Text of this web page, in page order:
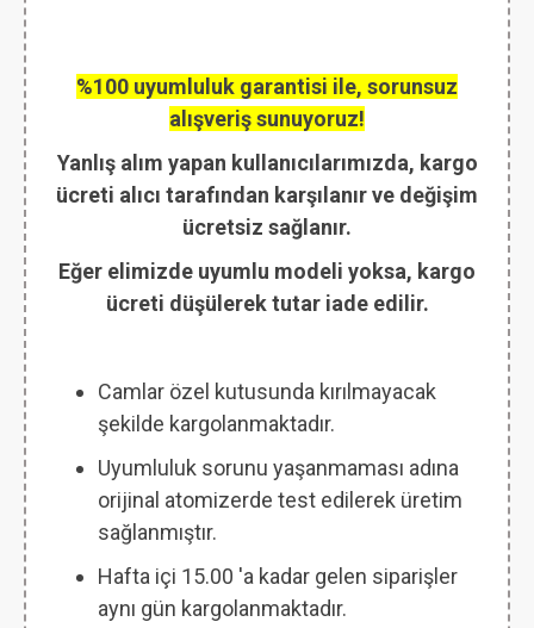
%100 uyumluluk garantisi ile, sorunsuz
alışveriş sunuyoruz!
Yanlış alım yapan kullanıcılarımızda, kargo
ücreti alıcı tarafından karşılanır ve değişim
ücretsiz sağlanır.
Eğer elimizde uyumlu modeli yoksa, kargo
ücreti düşülerek tutar iade edilir.
Camlar özel kutusunda kırılmayacak
şekilde kargolanmaktadır.
Uyumluluk sorunu yaşanmaması adına
orijinal atomizerde test edilerek üretim
sağlanmıştır.
Hafta içi 15.00 'a kadar gelen siparişler
aynı gün kargolanmaktadır.